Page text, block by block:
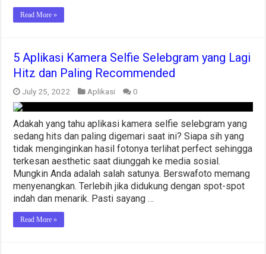
Read More »
5 Aplikasi Kamera Selfie Selebgram yang Lagi
Hitz dan Paling Recommended
July 25, 2022 Aplikasi 0
Adakah yang tahu aplikasi kamera selfie selebgram yang
sedang hits dan paling digemari saat ini? Siapa sih yang
tidak menginginkan hasil fotonya terlihat perfect sehingga
terkesan aesthetic saat diunggah ke media sosial.
Mungkin Anda adalah salah satunya. Berswafoto memang
menyenangkan. Terlebih jika didukung dengan spot-spot
indah dan menarik. Pasti sayang …
Read More »